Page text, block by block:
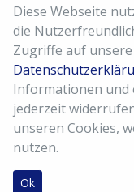
Diese Webseite
die
Zugriffe auf
Informationen und
jederzeit
unseren Cookies,
nutzen.
Ok
Zubehör
Bekleidung
Versandkosten
AGB
Imressum
Meine Bestellung